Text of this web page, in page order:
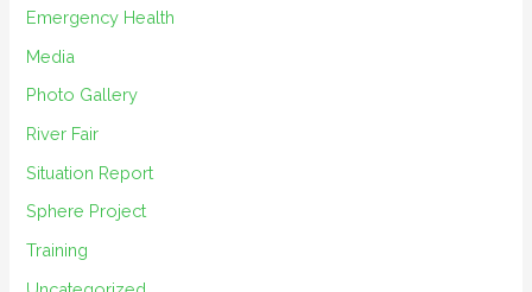
s
Emergency Health
Media
Photo Gallery
River Fair
Situation Report
Sphere Project
Training